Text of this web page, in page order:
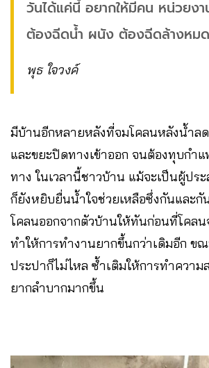
วันได้แค่นี้ อยากให้มีคน หน่วยงา
ต้องฉีดน้ำ ผนัง ต้องฉีดล้างหม
พุธ ใจวงค์
มีบ้านอีกหลายหลังที่จมโคลนหลังน้ำล
และขยะปิดทางเข้าออก จนต้องทุบกำแ
ทาง ในเวลานี้ชาวบ้าน แม้จะเป็นผู้ปร
ก็ยังหยิบยื่นน้ำใจช่วยเหลือซึ่งกันและกั
โคลนออกจากตัวบ้านให้ทันก่อนที่โคลน
ทำให้การทำงานยากขึ้นกว่าเดิมอีก ข
ประปาก็ไม่ไหล ซ้ำเติมให้การทำความ
ยากลำบากมากขึ้น